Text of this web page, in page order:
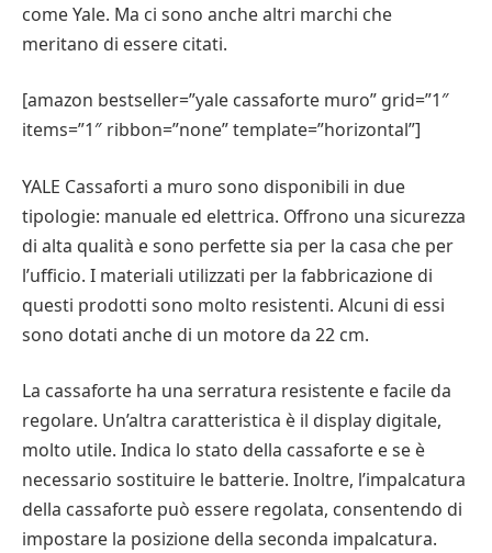
come Yale. Ma ci sono anche altri marchi che
meritano di essere citati.
[amazon bestseller=”yale cassaforte muro” grid=”1″
items=”1″ ribbon=”none” template=”horizontal”]
YALE Cassaforti a muro sono disponibili in due
tipologie: manuale ed elettrica. Offrono una sicurezza
di alta qualità e sono perfette sia per la casa che per
l’ufficio. I materiali utilizzati per la fabbricazione di
questi prodotti sono molto resistenti. Alcuni di essi
sono dotati anche di un motore da 22 cm.
La cassaforte ha una serratura resistente e facile da
regolare. Un’altra caratteristica è il display digitale,
molto utile. Indica lo stato della cassaforte e se è
necessario sostituire le batterie. Inoltre, l’impalcatura
della cassaforte può essere regolata, consentendo di
impostare la posizione della seconda impalcatura.